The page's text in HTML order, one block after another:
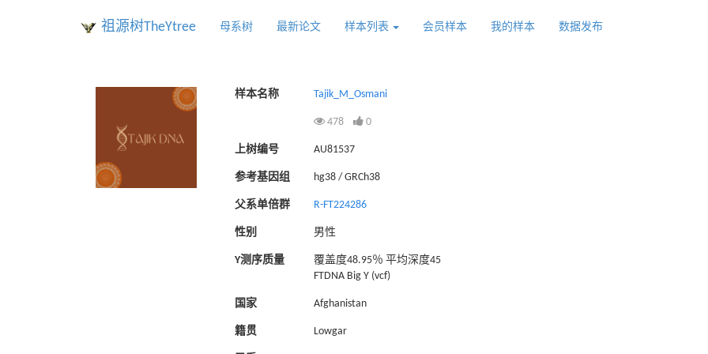
祖源树TheYtree 母系树 最新论文 样本列表 会员样本 我的样本 数据发布
样本名称 Tajik_M_Osmani
478 0
上树编号 AU81537
参考基因组 hg38 / GRCh38
父系单倍群 R-FT224286
性别 男性
Y测序质量
覆盖度48.95％ 平均深度45
FTDNA Big Y (vcf)
国家 Afghanistan
籍贯 Lowgar